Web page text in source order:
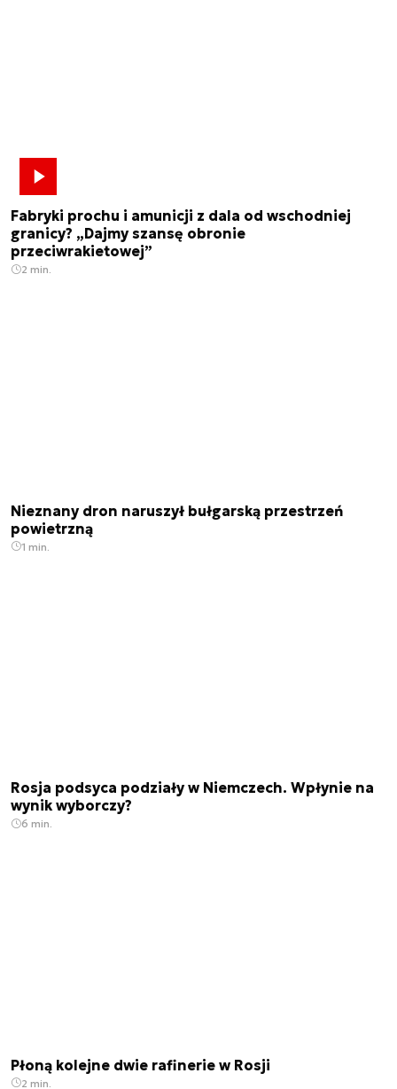
Fabryki prochu i amunicji z dala od wschodniej
granicy? „Dajmy szansę obronie
przeciwrakietowej”
2 min.
Nieznany dron naruszył bułgarską przestrzeń
powietrzną
1 min.
Rosja podsyca podziały w Niemczech. Wpłynie na
wynik wyborczy?
6 min.
Płoną kolejne dwie rafinerie w Rosji
2 min.